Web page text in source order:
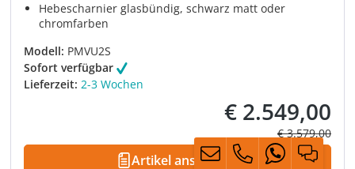
Hebescharnier glasbündig, schwarz matt oder
chromfarben
Modell: PMVU2S
Sofort verfügbar
Lieferzeit: 2-3 Wochen
Verkaufspreis:
€ 2.549,00
Regulärer
€ 3.579,00
Artikel ansehen